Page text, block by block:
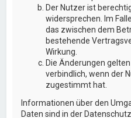
Der Nutzer ist
widersprechen. Im
das zwischen dem
bestehende
Wirkung.
Die Änderungen
verbindlich, wenn der
zugestimmt hat.
Informationen über den
Daten sind in der